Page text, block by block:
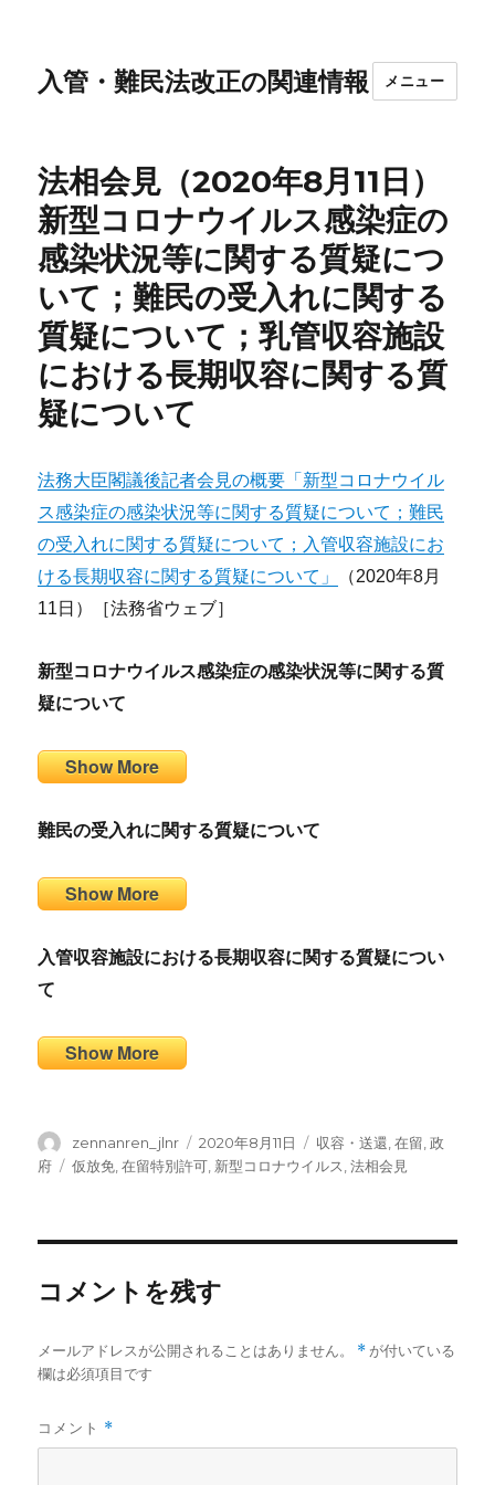
入管・難民法改正の関連情報 メニュー
法相会見（2020年8月11日）
新型コロナウイルス感染症の
感染状況等に関する質疑につ
いて；難民の受入れに関する
質疑について；乳管収容施設
における長期収容に関する質
疑について
法務大臣閣議後記者会見の概要「新型コロナウイル
ス感染症の感染状況等に関する質疑について；難民
の受入れに関する質疑について；入管収容施設にお
ける長期収容に関する質疑について」
（2020年8月
11日）［法務省ウェブ］
新型コロナウイルス感染症の感染状況等に関する質
疑について
Show More
難民の受入れに関する質疑について
Show More
入管収容施設における長期収容に関する質疑につい
て
Show More
投
稿
zennanren_jlnr
投
稿
2020年8月11日
カ
テ
収容・送還 ,在留 ,政
府
タ
仮放免 ,在留特別許可 新型コロナウイルス ,法相会見
コメントを残す
メールアドレスが公開されることはありません。 * が付いている
欄は必須項目です
コメント *